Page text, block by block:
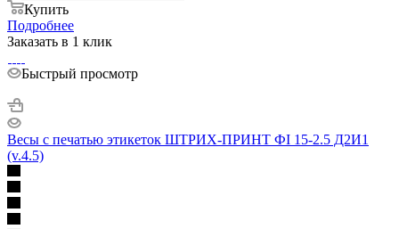
Купить
Подробнее
Заказать в 1 клик
Быстрый просмотр
Весы с печатью этикеток ШТРИХ-ПРИНТ ФI 15-2.5 Д2И1
(v.4.5)